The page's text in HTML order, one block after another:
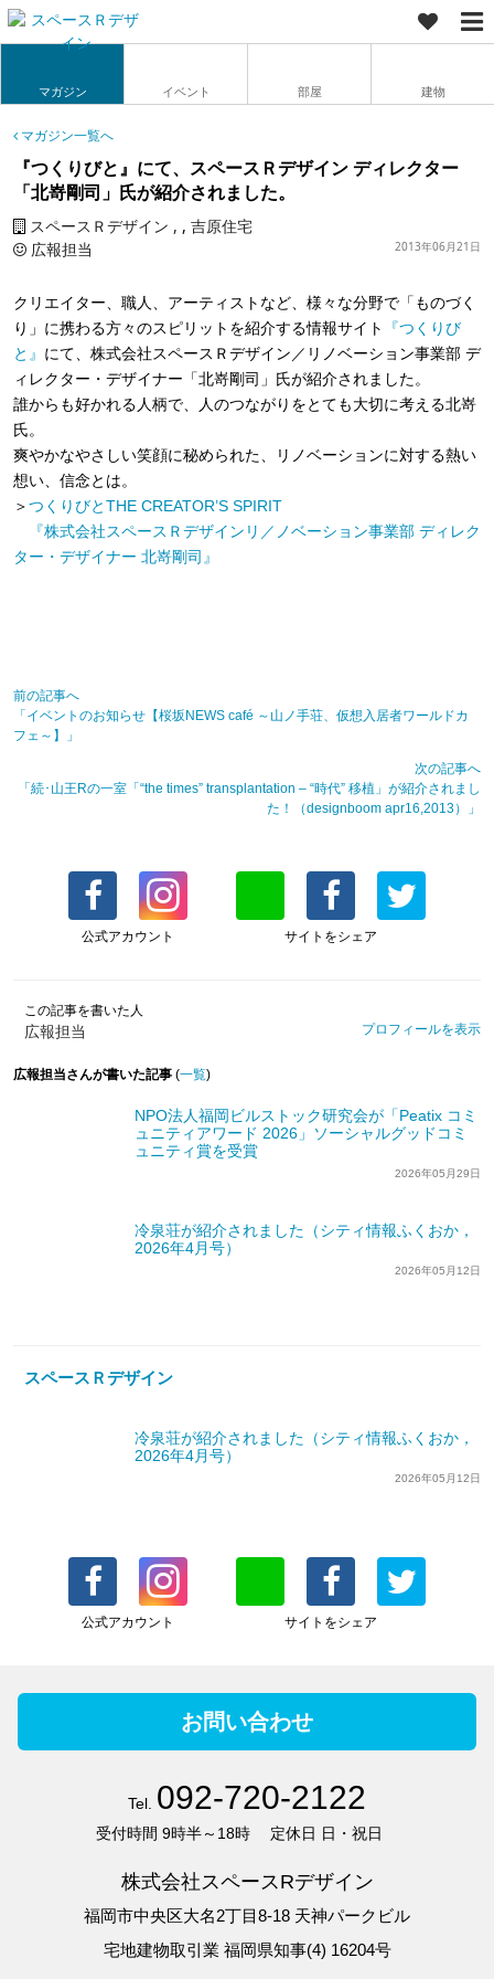
マガジン イベント 部屋 建物
マガジン一覧へ
『つくりびと』にて、スペースＲデザイン ディレクター
「北嵜剛司」氏が紹介されました。
スペースＲデザイン , 吉原住宅
広報担当
2013年06月21日
クリエイター、職人、アーティストなど、様々な分野で「ものづく
り」に携わる方々のスピリットを紹介する情報サイト
『つくりび
と』 にて、株式会社スペースＲデザイン／リノベーション事業部 デ
ィレクター・デザイナー「北嵜剛司」氏が紹介されました。
誰からも好かれる人柄で、人のつながりをとても大切に考える北嵜
氏。
爽やかなやさしい笑顔に秘められた、リノベーションに対する熱い
想い、信念とは。
＞つくりびとTHE CREATOR’S SPIRIT
『株式会社スペースＲデザインリ／ノベーション事業部 ディレク
ター・デザイナー 北嵜剛司』
前の記事へ
「イベントのお知らせ【桜坂NEWS café ～山ノ手荘、仮想入居者ワールドカ
フェ～】」
次の記事へ
「続･山王Rの一室「“the times” transplantation – “時代” 移植」が紹介されまし
た！（designboom apr16,2013）」
公式アカウント サイトをシェア
この記事を書いた人
広報担当 プロフィールを表示
広報担当さんが書いた記事 (一覧)
NPO法人福岡ビルストック研究会が「Peatix コミ
ュニティアワード 2026」ソーシャルグッドコミ
ュニティ賞を受賞
2026年05月29日
冷泉荘が紹介されました（シティ情報ふくおか，
2026年4月号）
2026年05月12日
スペースＲデザイン
冷泉荘が紹介されました（シティ情報ふくおか，
2026年4月号）
2026年05月12日
公式アカウント サイトをシェア
お問い合わせ
Tel. 092-720-2122
受付時間 9時半～18時 定休日 日・祝日
株式会社スペースRデザイン
福岡市中央区大名2丁目8-18 天神パークビル
宅地建物取引業 福岡県知事(4) 16204号